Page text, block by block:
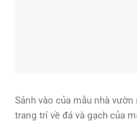
Sảnh vào của mẫu nhà
trang trí về đá và gạch của